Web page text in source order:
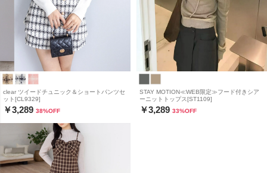
clear ツイードチュニック＆ショートパンツセ
ット[CL9329]
￥3,289 38%OFF
STAY MOTION≪WEB限定≫フード付きシア
ーニットトップス[ST1109]
￥3,289 33%OFF